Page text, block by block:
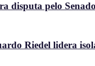
disputa pelo
Riedel lidera